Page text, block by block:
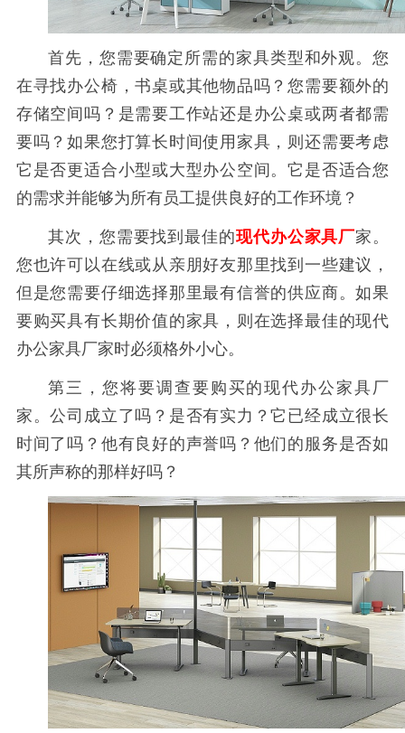
首先，您需要确定所需的家具类型和外观。您
在寻找办公椅，书桌或其他物品吗？您需要额外的
存储空间吗？是需要工作站还是办公桌或两者都需
要吗？如果您打算长时间使用家具，则还需要考虑
它是否更适合小型或大型办公空间。它是否适合您
的需求并能够为所有员工提供良好的工作环境？
其次，您需要找到最佳的现代办公家具厂家。
您也许可以在线或从亲朋好友那里找到一些建议，
但是您需要仔细选择那里最有信誉的供应商。如果
要购买具有长期价值的家具，则在选择最佳的现代
办公家具厂家时必须格外小心。
第三，您将要调查要购买的现代办公家具厂
家。公司成立了吗？是否有实力？它已经成立很长
时间了吗？他有良好的声誉吗？他们的服务是否如
其所声称的那样好吗？